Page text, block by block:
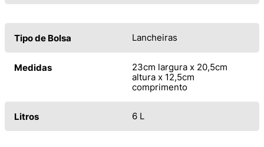
Tipo de Bolsa Lancheiras
Medidas
23cm largura x 20,5cm
altura x 12,5cm
comprimento
Litros 6 L